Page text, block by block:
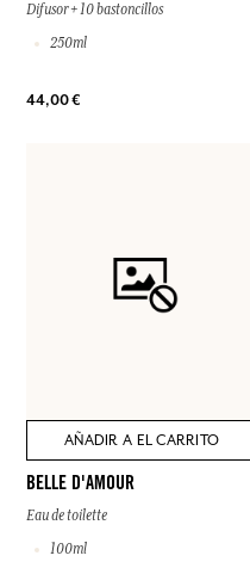
Difusor + 10 bastoncillos
250ml
44,00 €
AÑADIR A EL CARRITO
BELLE D'AMOUR
Eau de toilette
100ml